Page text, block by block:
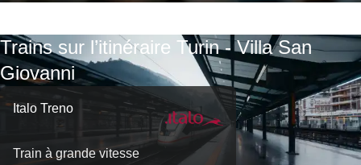
Trains sur l’itinéraire Turin - Villa San
Giovanni
Italo Treno
Train à grande vitesse